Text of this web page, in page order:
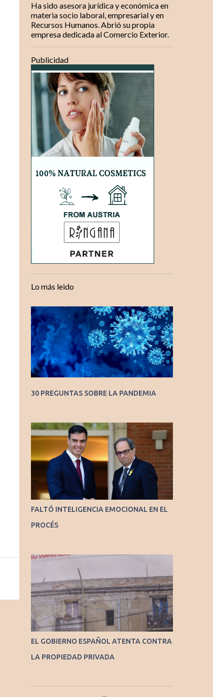
Ha sido asesora jurídica y económica en
materia socio laboral, empresarial y en
Recursos Humanos. Abrió su propia
empresa dedicada al Comercio Exterior.
Publicidad
Lo más leido
30 PREGUNTAS SOBRE LA PANDEMIA
FALTÓ INTELIGENCIA EMOCIONAL EN EL
PROCÉS
EL GOBIERNO ESPAÑOL ATENTA CONTRA
LA PROPIEDAD PRIVADA